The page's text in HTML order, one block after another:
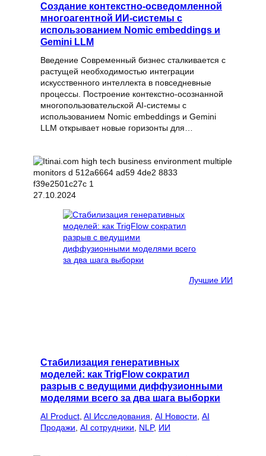
Создание контекстно-осведомленной
многоагентной ИИ-системы с
использованием Nomic embeddings и
Gemini LLM
Введение Современный бизнес сталкивается с
растущей необходимостью интеграции
искусственного интеллекта в повседневные
процессы. Построение контекстно-осознанной
многопользовательской AI-системы с
использованием Nomic embeddings и Gemini
LLM открывает новые горизонты для…
27.10.2024
Лучшие ИИ
Стабилизация генеративных
моделей: как TrigFlow сократил
разрыв с ведущими диффузионными
моделями всего за два шага выборки
AI Product AI Исследования AI Новости AI
Продажи AI сотрудники NLP, ИИ